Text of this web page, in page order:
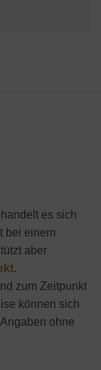
es sich
bei einem
aber
.
zum Zeitpunkt
können sich
ohne